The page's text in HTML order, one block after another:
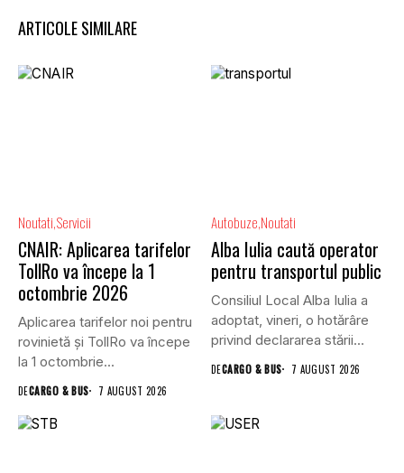
ARTICOLE SIMILARE
Noutati Servicii
CNAIR: Aplicarea tarifelor
TollRo va începe la 1
octombrie 2026
Aplicarea tarifelor noi pentru
rovinietă și TollRo va începe
la 1 octombrie...
DECARGO & BUS 7 AUGUST 2026
Autobuze Noutati
Alba Iulia caută operator
pentru transportul public
Consiliul Local Alba Iulia a
adoptat, vineri, o hotărâre
privind declararea stării...
DECARGO & BUS 7 AUGUST 2026